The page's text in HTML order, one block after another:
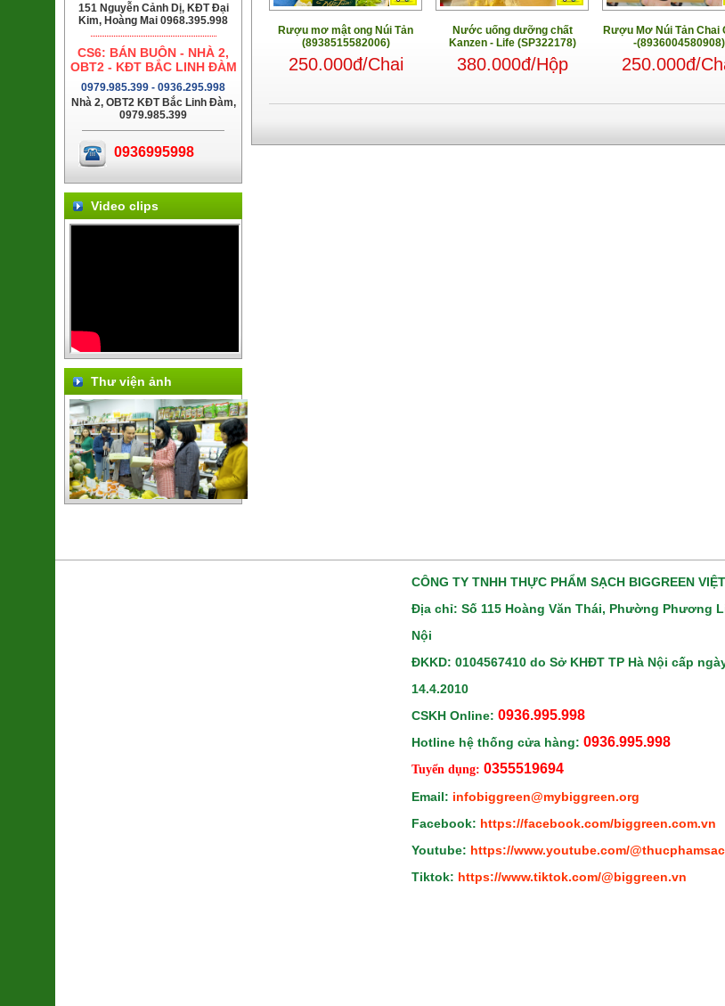
151 Nguyễn Cảnh Dị, KĐT Đại
Kim, Hoàng Mai 0968.395.998
CS6: BÁN BUÔN - NHÀ 2,
OBT2 - KĐT BẮC LINH ĐÀM
0979.985.399 - 0936.295.998
Nhà 2, OBT2 KĐT Bắc Linh Đàm,
0979.985.399
0936995998
Video clips
Thư viện ảnh
Rượu mơ mật ong Núi Tản
(8938515582006)
250.000đ/Chai
Nước uống dưỡng chất
Kanzen - Life (SP322178)
380.000đ/Hộp
Rượu Mơ Núi Tản Chai
-(8936004580908)
250.000đ/
CÔNG TY TNHH THỰC PHẨM SẠCH BIGGREEN
Địa chỉ: Số 115 Hoàng Văn Thái, Phường Phương
Nội
ĐKKD: 0104567410 do Sở KHĐT TP Hà Nội cấp
14.4.2010
CSKH Online: 0936.995.998
Hotline hệ thống cửa hàng: 0936.995.998
Tuyển dụng: 0355519694
Email: infobiggreen@mybiggreen.org
Facebook: https://facebook.com/biggreen.com.vn
Youtube: https://www.youtube.com/
Tiktok: https://www.tiktok.com/@biggreen.vn